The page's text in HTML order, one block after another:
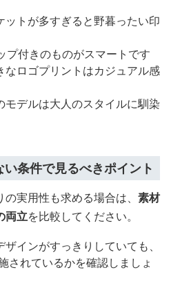
ットが多すぎると野暮ったい印
プ付きのものがスマートです
なロゴプリントはカジュアル感
モデルは大人のスタイルに馴染
条件で見るべきポイント
実用性も求める場合は、 素材
両立を比較してください。
ザインがすっきりしていても、
されているかを確認しましょ